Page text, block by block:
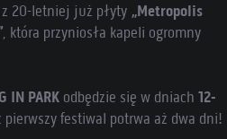
20-letniej już płyty „Metropolis
, która przyniosła kapeli ogromny
IN PARK odbędzie się w dniach 12-
pierwszy festiwal potrwa aż dwa dni!